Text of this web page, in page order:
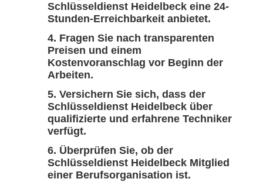
Schlüsseldienst Heidelbeck eine 24-
Stunden-Erreichbarkeit anbietet.
Fragen Sie nach transparenten
Preisen und einem
Kostenvoranschlag vor Beginn der
Arbeiten.
Versichern Sie sich, dass der
Schlüsseldienst Heidelbeck über
qualifizierte und erfahrene Techniker
verfügt.
Überprüfen Sie, ob der
Schlüsseldienst Heidelbeck Mitglied
einer Berufsorganisation ist.